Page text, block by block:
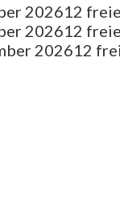
202612
202612
202612